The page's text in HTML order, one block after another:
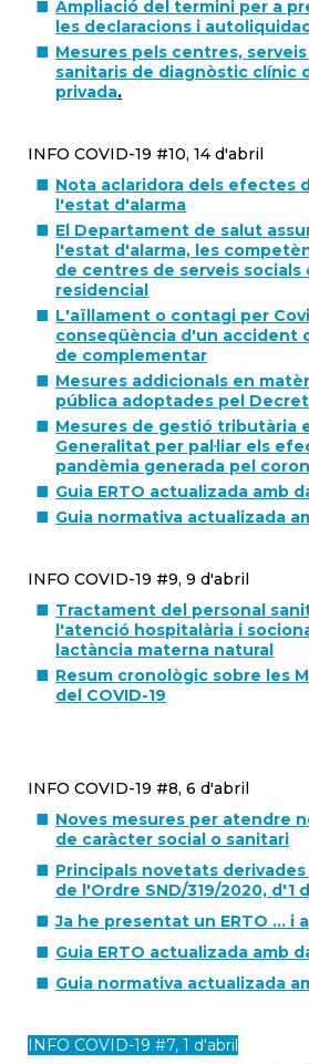
Ampliació del termini per a
les declaracions i
Mesures pels centres,
sanitaris de diagnòstic clínic
privada.
INFO COVID-19 #10, 14 d'abril
Nota aclaridora dels efectes
l'estat d'alarma
El Departament de salut
l'estat d'alarma, les
de centres de serveis socials
residencial
L'aïllament o contagi per
conseqüència d'un accident
de complementar
Mesures addicionals en
pública adoptades pel Decret
Mesures de gestió tributària
Generalitat per pal·liar els
pandèmia generada pel
Guia ERTO actualizada amb
Guia normativa actualizada
INFO COVID-19 #9, 9 d'abril
Tractament del personal
l'atenció hospitalària i
lactància materna natural
Resum cronològic sobre les
del COVID-19
INFO COVID-19 #8, 6 d'abril
Noves mesures per atendre
de caràcter social o sanitari
Principals novetats
de l'Ordre SND/319/2020, d'1
Ja he presentat un ERTO ... i
Guia ERTO actualizada amb
Guia normativa actualizada
INFO COVID-19 #7, 1 d'abril